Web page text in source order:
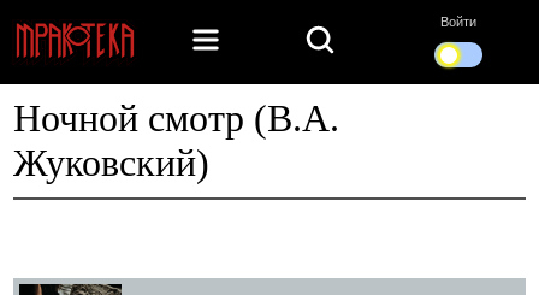
Войти
Ночной смотр (В.А.
Жуковский)